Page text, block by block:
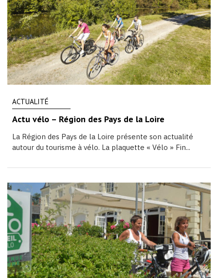
ACTUALITÉ
Actu vélo – Région des Pays de la Loire
La Région des Pays de la Loire présente son actualité
autour du tourisme à vélo. La plaquette « Vélo » Fin...